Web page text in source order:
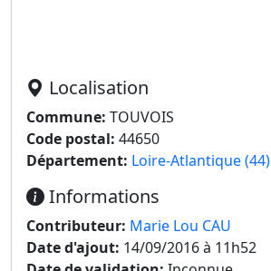
Localisation
Commune: TOUVOIS
Code postal: 44650
Département: Loire-Atlantique (44)
Informations
Contributeur: Marie Lou CAU
Date d'ajout: 14/09/2016 à 11h52